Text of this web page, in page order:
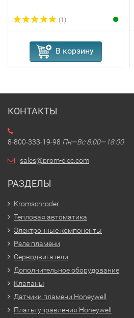
(1)
В корзину
КОНТАКТЫ
8-800-333-19-98 Пн—Вс 8:00—18:00
sales@prom-elec.com
РАЗДЕЛЫ
Kromschroder
Тепловая автоматика
Электронные компоненты
Реле пламени
Серводвигатели
Дополнительное оборудование
Клапаны
Датчики пламени Honeywell
Платы управления Honeywell